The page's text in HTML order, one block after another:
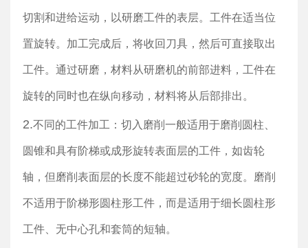
切割和进给运动，以研磨工件的表层。工件在适当位
置旋转。加工完成后，将收回刀具，然后可直接取出
工件。通过研磨，材料从研磨机的前部进料，工件在
旋转的同时也在纵向移动，材料将从后部排出。
2.不同的工件加工：切入磨削一般适用于磨削圆柱、
圆锥和具有阶梯或成形旋转表面层的工件，如齿轮
轴，但磨削表面层的长度不能超过砂轮的宽度。磨削
不适用于阶梯形圆柱形工件，而是适用于细长圆柱形
工件、无中心孔和套筒的短轴。